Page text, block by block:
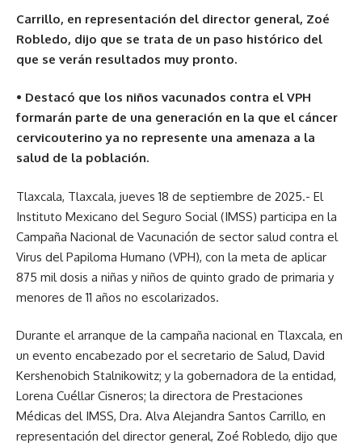
Carrillo, en representación del director general, Zoé
Robledo, dijo que se trata de un paso histórico del
que se verán resultados muy pronto.
• Destacó que los niños vacunados contra el VPH
formarán parte de una generación en la que el cáncer
cervicouterino ya no represente una amenaza a la
salud de la población.
Tlaxcala, Tlaxcala, jueves 18 de septiembre de 2025.- El
Instituto Mexicano del Seguro Social (IMSS) participa en la
Campaña Nacional de Vacunación de sector salud contra el
Virus del Papiloma Humano (VPH), con la meta de aplicar
875 mil dosis a niñas y niños de quinto grado de primaria y
menores de 11 años no escolarizados.
Durante el arranque de la campaña nacional en Tlaxcala, en
un evento encabezado por el secretario de Salud, David
Kershenobich Stalnikowitz; y la gobernadora de la entidad,
Lorena Cuéllar Cisneros; la directora de Prestaciones
Médicas del IMSS, Dra. Alva Alejandra Santos Carrillo, en
representación del director general, Zoé Robledo, dijo que